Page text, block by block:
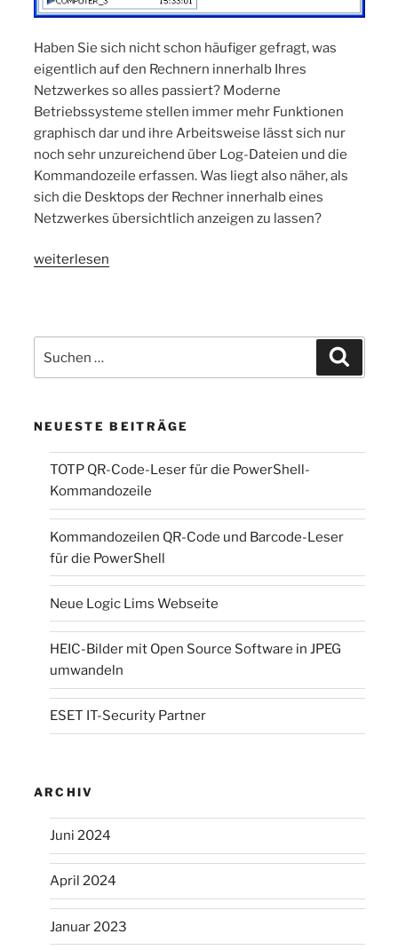
Haben Sie sich nicht schon häufiger gefragt, was
eigentlich auf den Rechnern innerhalb Ihres
Netzwerkes so alles passiert? Moderne
Betriebssysteme stellen immer mehr Funktionen
graphisch dar und ihre Arbeitsweise lässt sich nur
noch sehr unzureichend über Log-Dateien und die
Kommandozeile erfassen. Was liegt also näher, als
sich die Desktops der Rechner innerhalb eines
Netzwerkes übersichtlich anzeigen zu lassen?
„Net
weiterlesen
nach:
NEUESTE BEITRÄGE
TOTP QR-Code-Leser für die PowerShell-
Kommandozeile
Kommandozeilen QR-Code und Barcode-Leser
für die PowerShell
Neue Logic Lims Webseite
HEIC-Bilder mit Open Source Software in JPEG
umwandeln
ESET IT-Security Partner
ARCHIV
Juni 2024
April 2024
Januar 2023